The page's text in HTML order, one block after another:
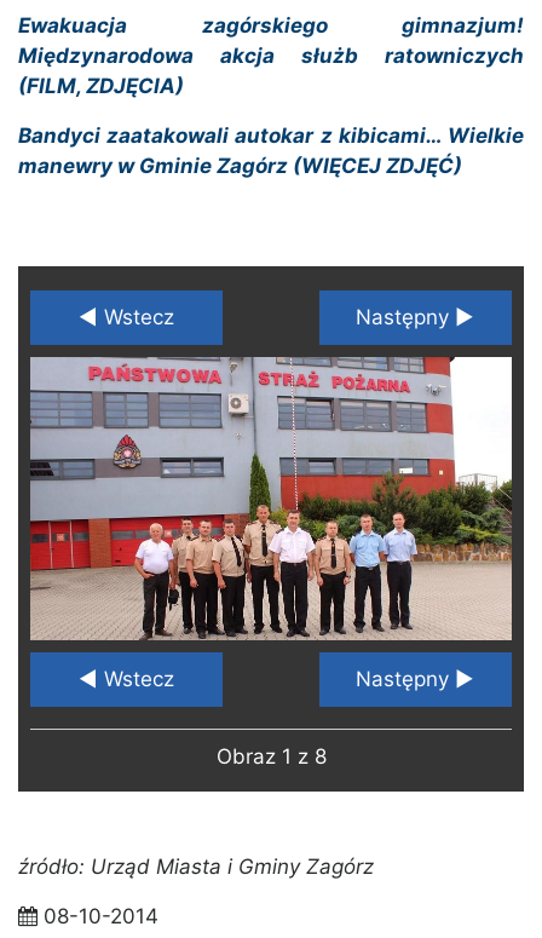
Ewakuacja zagórskiego gimnazjum!
Międzynarodowa akcja służb ratowniczych
(FILM, ZDJĘCIA)
Bandyci zaatakowali autokar z kibicami… Wielkie
manewry w Gminie Zagórz (WIĘCEJ ZDJĘĆ)
◄ Wstecz Następny ►
◄ Wstecz Następny ►
Obraz 1 z 8
źródło: Urząd Miasta i Gminy Zagórz
08-10-2014